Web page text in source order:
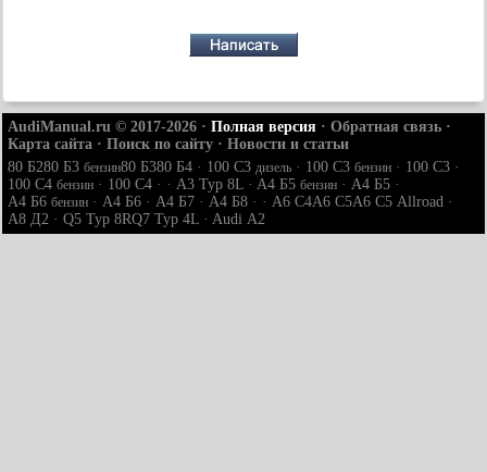
AudiManual.ru © 2017-2026 · Полная версия · Обратная связь ·
Карта сайта · Поиск по сайту · Новости и статьи
80 Б280 Б3 бензин80 Б380 Б4 · 100 С3 дизель · 100 С3 бензин · 100 С3 ·
100 С4 бензин · 100 С4 · · A3 Typ 8L · A4 Б5 бензин · A4 Б5 ·
A4 Б6 бензин · A4 Б6 · A4 Б7 · A4 Б8 · · A6 С4A6 С5A6 С5 Allroad ·
A8 Д2 · Q5 Typ 8RQ7 Typ 4L · Audi А2